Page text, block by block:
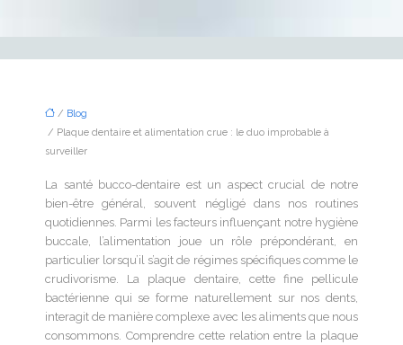
/ Blog
/ Plaque dentaire et alimentation crue : le duo improbable à
surveiller
La santé bucco-dentaire est un aspect crucial de notre
bien-être général, souvent négligé dans nos routines
quotidiennes. Parmi les facteurs influençant notre hygiène
buccale, l’alimentation joue un rôle prépondérant, en
particulier lorsqu’il s’agit de régimes spécifiques comme le
crudivorisme. La plaque dentaire, cette fine pellicule
bactérienne qui se forme naturellement sur nos dents,
interagit de manière complexe avec les aliments que nous
consommons. Comprendre cette relation entre la plaque